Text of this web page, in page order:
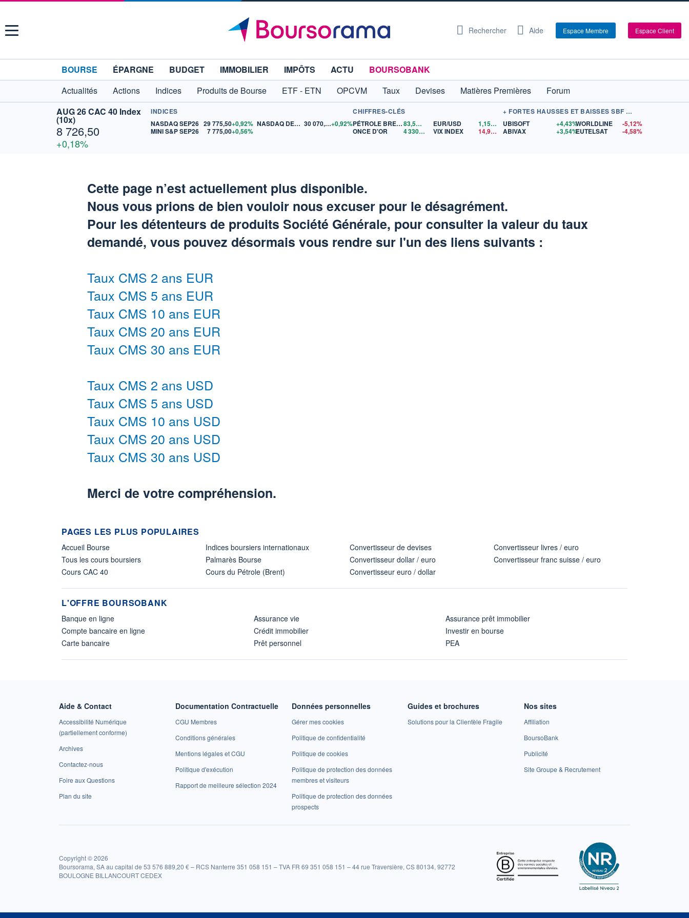
Menu Rechercher Aide Espace Membre Espace Client
BOURSE ÉPARGNE BUDGET IMMOBILIER IMPÔTS ACTU
BOURSOBANK
Actualités
Actions Indices Produits de Bourse ETF - ETN OPCVM Taux Devises Matières Premières
Forum
AUG 26 CAC 40 Index
(10x)
8 726,50
+0,18%
INDICES
NASDAQ SEP26 29 775,50+0,92%
MINI S&P SEP26
7 775,00+0,56%
NASDAQ DEC26 30 070,75+0,92%
CHIFFRES-CLÉS
PÉTROLE BRENT
83,57$US
ONCE D'OR
4 330,76 $US
EUR/USD 1,1558
$US
VIX INDEX
14,95$US
+ FORTES HAUSSES ET BAISSES SBF 120
UBISOFT
+4,43%
ABIVAX
+3,54%
WORLDLINE
-5,12%
EUTELSAT
-4,58%
Cette page n’est actuellement plus disponible.
Nous vous prions de bien vouloir nous excuser pour le désagrément.
Pour les détenteurs de produits Société Générale, pour consulter la valeur du taux
demandé, vous pouvez désormais vous rendre sur l'un des liens suivants :
Taux CMS 2 ans EUR
Taux CMS 5 ans EUR
Taux CMS 10 ans EUR
Taux CMS 20 ans EUR
Taux CMS 30 ans EUR
Taux CMS 2 ans USD
Taux CMS 5 ans USD
Taux CMS 10 ans USD
Taux CMS 20 ans USD
Taux CMS 30 ans USD
Merci de votre compréhension.
PAGES LES PLUS POPULAIRES
Accueil Bourse
Tous les cours boursiers
Cours CAC 40
Indices boursiers internationaux
Palmarès Bourse
Cours du Pétrole (Brent)
Convertisseur de devises
Convertisseur dollar / euro
Convertisseur euro / dollar
Convertisseur livres / euro
Convertisseur franc suisse / euro
L'OFFRE BOURSOBANK
Banque en ligne
Compte bancaire en ligne
Carte bancaire
Assurance vie
Crédit immobilier
Prêt personnel
Assurance prêt immobilier
Investir en bourse
PEA
Aide & Contact
Accessibilité Numérique
(partiellement conforme)
Archives
Contactez-nous
Foire aux Questions
Plan du site
Documentation Contractuelle
CGU Membres
Conditions générales
Mentions légales et CGU
Politique d'exécution
Rapport de meilleure sélection 2024
Données personnelles
Gérer mes cookies
Politique de confidentialité
Politique de cookies
Politique de protection des données
membres et visiteurs
Politique de protection des données
prospects
Guides et brochures
Solutions pour la Clientèle Fragile
Nos sites
Affiliation
BoursoBank
Publicité
Site Groupe & Recrutement
Copyright © 2026
Boursorama, SA au capital de 53 576 889,20 € – RCS Nanterre 351 058 151 – TVA FR 69 351 058 151 – 44 rue Traversière, CS 80134, 92772
BOULOGNE BILLANCOURT CEDEX